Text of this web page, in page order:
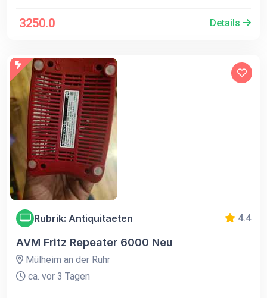
3250.0 Details
Rubrik: Antiquitaeten 4.4
AVM Fritz Repeater 6000 Neu
Mülheim an der Ruhr
ca. vor 3 Tagen